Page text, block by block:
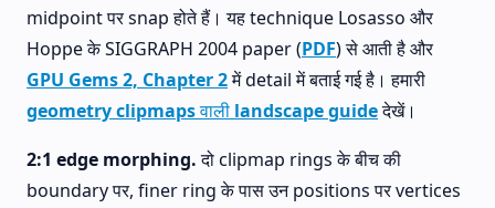
midpoint पर snap होते हैं। यह technique Losasso और
Hoppe के SIGGRAPH 2004 paper (PDF) से आती है और
GPU Gems 2, Chapter 2में detail में बताई गई है। हमारी
geometry clipmaps वाली landscape guideदेखें।
2:1 edge morphing.दो clipmap rings के बीच की
boundary पर, finer ring के पास उन positions पर vertices